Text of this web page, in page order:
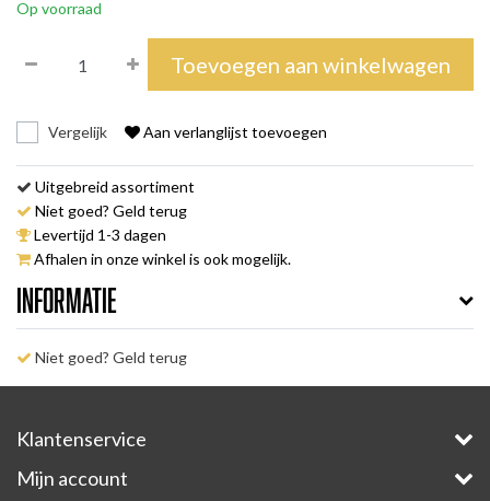
Op voorraad
Toevoegen aan winkelwagen
Vergelijk Aan verlanglijst toevoegen
Uitgebreid assortiment
Niet goed? Geld terug
Levertijd 1-3 dagen
Afhalen in onze winkel is ook mogelijk.
Informatie
Niet goed? Geld terug
Klantenservice
Mijn account